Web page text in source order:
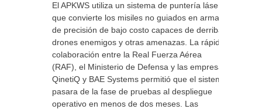
El APKWS utiliza un sistema de puntería láser
que convierte los misiles no guiados en armas
de precisión de bajo costo capaces de derribar
drones enemigos y otras amenazas. La rápida
colaboración entre la Real Fuerza Aérea
(RAF), el Ministerio de Defensa y las empresas
QinetiQ y BAE Systems permitió que el sistema
pasara de la fase de pruebas al despliegue
operativo en menos de dos meses. Las